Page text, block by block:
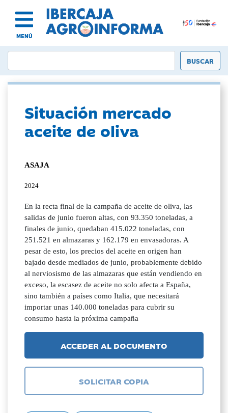
MENÚ
Situación mercado
aceite de oliva
ASAJA
2024
En la recta final de la campaña de aceite de oliva, las
salidas de junio fueron altas, con 93.350 toneladas, a
finales de junio, quedaban 415.022 toneladas, con
251.521 en almazaras y 162.179 en envasadoras. A
pesar de esto, los precios del aceite en origen han
bajado desde mediados de junio, probablemente debido
al nerviosismo de las almazaras que están vendiendo en
exceso, la escasez de aceite no solo afecta a España,
sino también a países como Italia, que necesitará
importar unas 140.000 toneladas para cubrir su
consumo hasta la próxima campaña
ACCEDER AL DOCUMENTO
SOLICITAR COPIA